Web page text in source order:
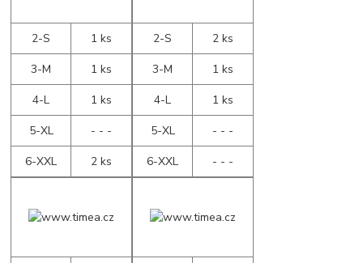
2-S
1 ks
3-M
1 ks
4-L
1 ks
5-XL
- - -
6-XXL
2 ks
2-S
2 ks
3-M
1 ks
4-L
1 ks
5-XL
- - -
6-XXL
- - -